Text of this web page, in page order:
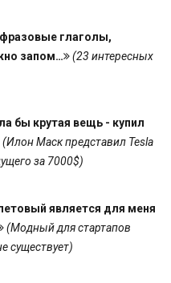
глаголы,
запом…
(23 интересных
бы крутая вещь - купил
(Илон Маск представил Tesla
за 7000$)
является для меня
(Модный для стартапов
существует)